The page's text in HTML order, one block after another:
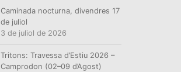
Caminada nocturna, divendres 17
de juliol
3 de juliol de 2026
Tritons: Travessa d’Estiu 2026 –
Camprodon (02–09 d’Agost)